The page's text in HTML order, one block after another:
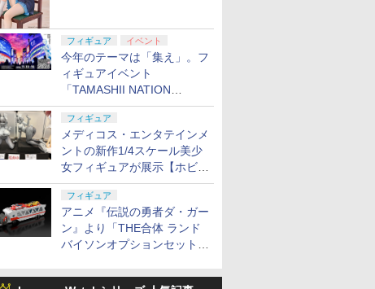
フィギュア イベント
今年のテーマは「集え」。フ
ィギュアイベント
「TAMASHII NATION
2026」が11月13日より開催
決定
フィギュア
メディコス・エンタテインメ
ントの新作1/4スケール美少
女フィギュアが展示【ホビー
メーカー合同展示会】
フィギュア
アニメ『伝説の勇者ダ・ガー
ン』より「THE合体 ランド
バイソンオプションセット」